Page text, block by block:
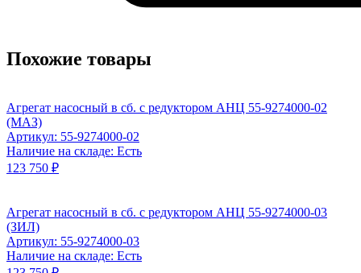
Похожие товары
Агрегат насосный в сб. с редуктором АНЦ 55-9274000-02
(МАЗ)
Артикул: 55-9274000-02
Наличие на складе: Есть
123 750 ₽
Агрегат насосный в сб. с редуктором АНЦ 55-9274000-03
(ЗИЛ)
Артикул: 55-9274000-03
Наличие на складе: Есть